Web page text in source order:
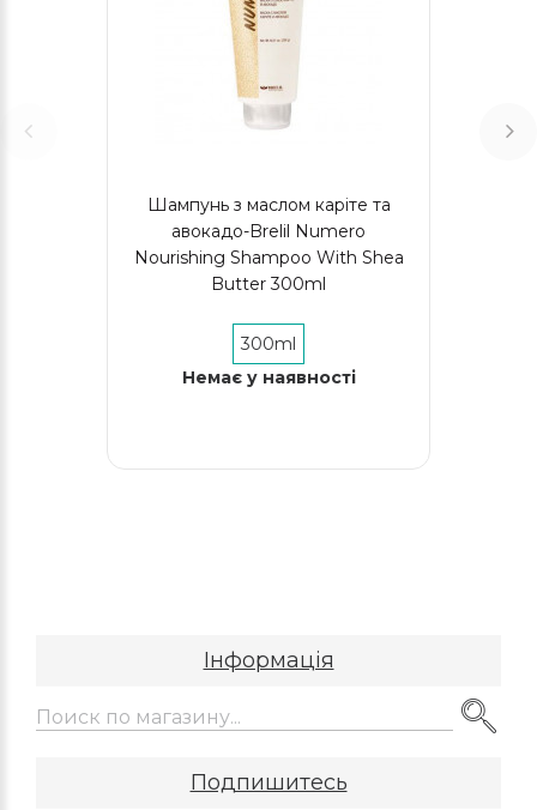
Шампунь з маслом каріте та
авокадо-Brelil Numero
Nourishing Shampoo With Shea
Butter 300ml
300ml
Немає у наявності
Інформація
Подпишитесь